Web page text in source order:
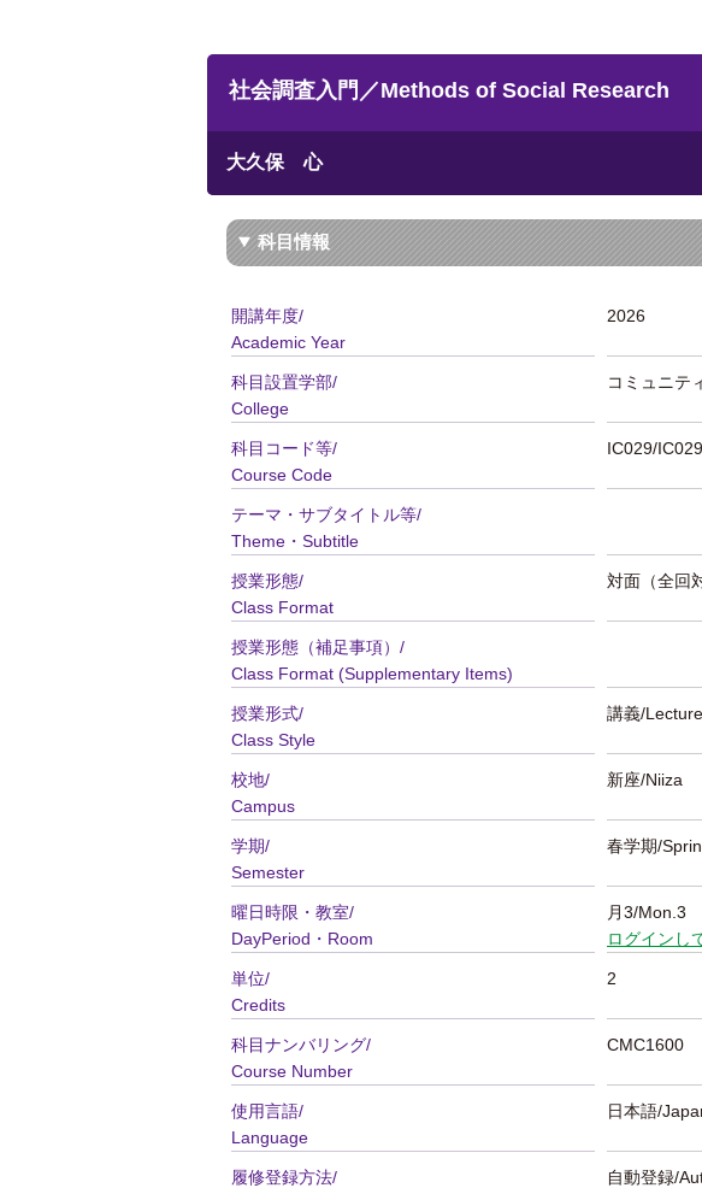
社会調査入門／Methods of Social Research
大久保 心
科目情報
開講年度/
Academic Year
2026
科目設置学部/
College
コミュニテ
科目コード等/
Course Code
IC029/IC029
テーマ・サブタイトル等/
Theme・Subtitle
授業形態/
Class Format
対面（全回
授業形態（補足事項）/
Class Format (Supplementary Items)
授業形式/
Class Style
講義/Lecture
校地/
Campus
新座/Niiza
学期/
Semester
春学期/
曜日時限・教室/
DayPeriod・Room
月3/Mon.3
ログインし
単位/
Credits
2
科目ナンバリング/
Course Number
CMC1600
使用言語/
Language
日本語/
履修登録方法/
自動登録/